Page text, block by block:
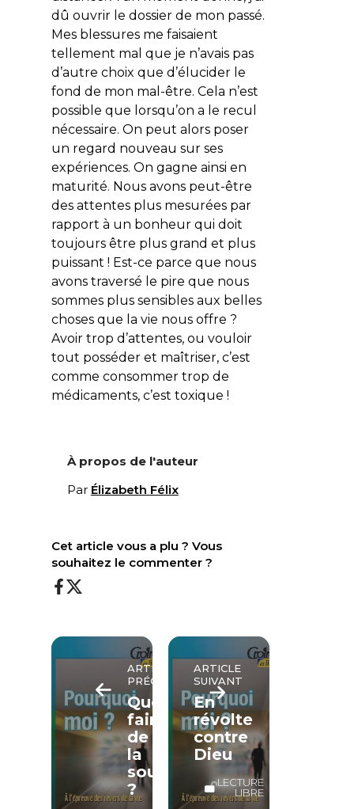
dû ouvrir le dossier de mon passé.
Mes blessures me faisaient
tellement mal que je n’avais pas
d’autre choix que d’élucider le
fond de mon mal-être. Cela n’est
possible que lorsqu’on a le recul
nécessaire. On peut alors poser
un regard nouveau sur ses
expériences. On gagne ainsi en
maturité. Nous avons peut-être
des attentes plus mesurées par
rapport à un bonheur qui doit
toujours être plus grand et plus
puissant ! Est-ce parce que nous
avons traversé le pire que nous
sommes plus sensibles aux belles
choses que la vie nous offre ?
Avoir trop d’attentes, ou vouloir
tout posséder et maîtriser, c’est
comme consommer trop de
médicaments, c’est toxique !
À propos de l'auteur
Par Élizabeth Félix
Cet article vous a plu ? Vous
souhaitez le commenter ?
ARTICLE
PRÉCÉDENT
Que
faire
de
la
souffrance
?
ARTICLE
SUIVANT
En
révolte
contre
Dieu
LECTURE
LIBRE